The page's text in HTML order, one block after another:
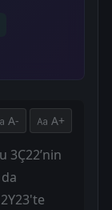
A- A+
3Ç22’nin